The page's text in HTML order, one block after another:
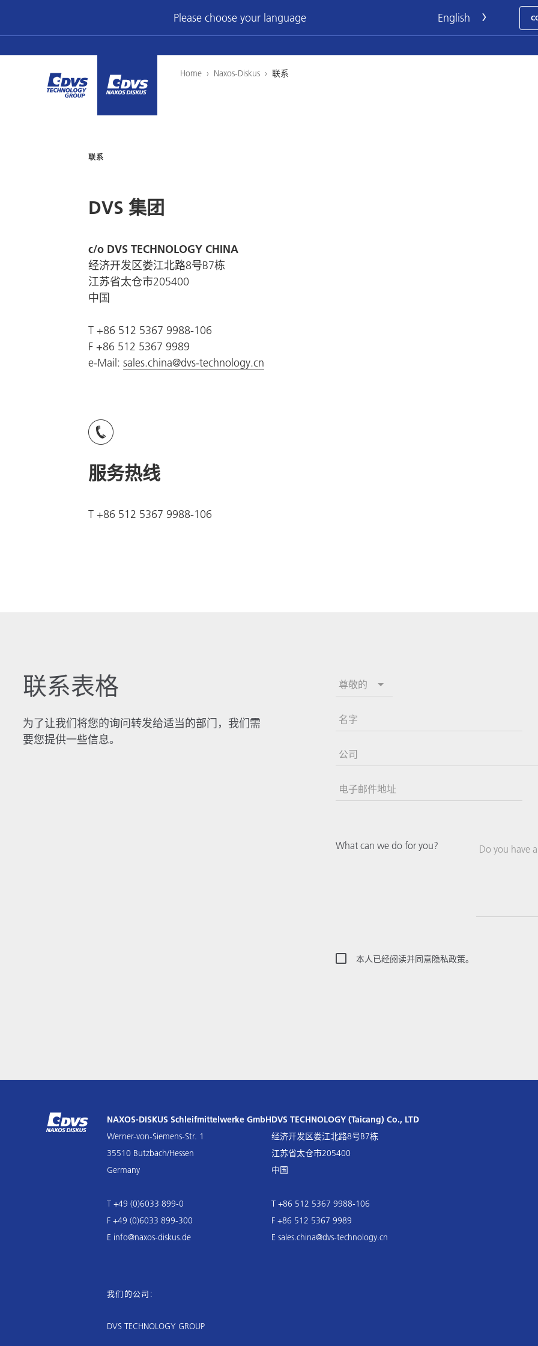
Please choose your language
Home › Naxos-Diskus › 联系
联系
DVS 集团
c/o DVS TECHNOLOGY CHINA
经济开发区娄江北路8号B7栋
江苏省太仓市205400
中国
T +86 512 5367 9988-106
F +86 512 5367 9989
e-Mail: sales.china@dvs-technology.cn
服务热线
T +86 512 5367 9988-106
联系表格
为了让我们将您的询问转发给适当的部门，我们需
要您提供一些信息。
尊敬的
名字
公司
电子邮件地址
What can we do for you? Do you have
本人已经阅读并同意隐私政策。
NAXOS-DISKUS Schleifmittelwerke GmbH
Werner-von-Siemens-Str. 1
35510 Butzbach/Hessen
Germany
T +49 (0)6033 899-0
F +49 (0)6033 899-300
E info@naxos-diskus.de
DVS TECHNOLOGY (Taicang) Co., LTD
经济开发区娄江北路8号B7栋
江苏省太仓市205400
中国
T +86 512 5367 9988-106
F +86 512 5367 9989
E sales.china@dvs-technology.cn
我们的公司:
DVS TECHNOLOGY GROUP